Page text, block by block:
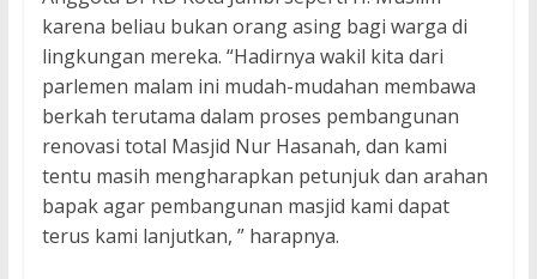
karena beliau bukan orang asing bagi warga di
lingkungan mereka. “Hadirnya wakil kita dari
parlemen malam ini mudah-mudahan membawa
berkah terutama dalam proses pembangunan
renovasi total Masjid Nur Hasanah, dan kami
tentu masih mengharapkan petunjuk dan arahan
bapak agar pembangunan masjid kami dapat
terus kami lanjutkan, ” harapnya.